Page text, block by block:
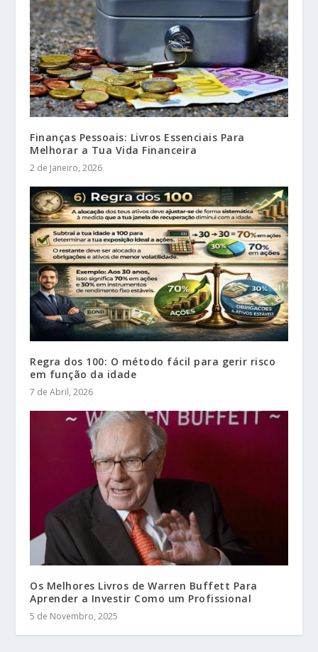
Finanças Pessoais: Livros Essenciais Para
Melhorar a Tua Vida Financeira
2 de Janeiro, 2026
Regra dos 100: O método fácil para gerir risco
em função da idade
7 de Abril, 2026
Os Melhores Livros de Warren Buffett Para
Aprender a Investir Como um Profissional
5 de Novembro, 2025